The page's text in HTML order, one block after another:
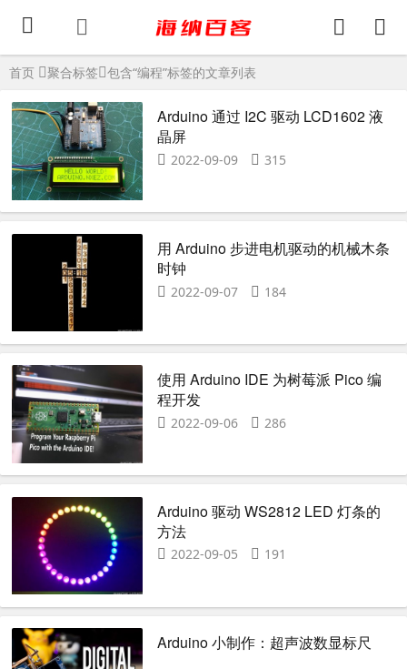
首页 聚合标签 包含“编程”标签的文章列表
Arduino 通过 I2C 驱动 LCD1602 液
晶屏
2022-09-09 315
用 Arduino 步进电机驱动的机械木条
时钟
2022-09-07 184
使用 Arduino IDE 为树莓派 Pico 编
程开发
2022-09-06 286
Arduino 驱动 WS2812 LED 灯条的
方法
2022-09-05 191
Arduino 小制作：超声波数显标尺